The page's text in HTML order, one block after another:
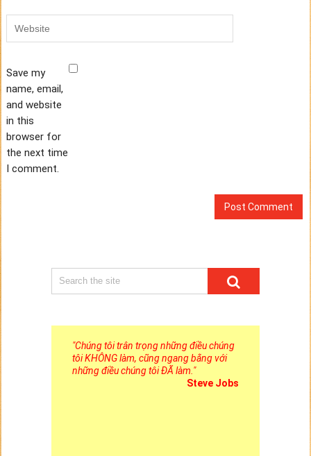
Save my
name, email,
and website
in this
browser for
the next time
I comment.
"Chúng tôi trân trọng những điều chúng
tôi KHÔNG làm, cũng ngang bằng với
những điều chúng tôi ĐÃ làm. "
Steve Jobs